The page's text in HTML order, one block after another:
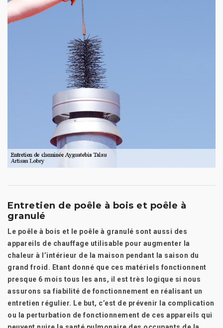
Entretien de poêle à bois et poêle à
granulé
Le poêle à bois et le poêle à granulé sont aussi des
appareils de chauffage utilisable pour augmenter la
chaleur à l’intérieur de la maison pendant la saison du
grand froid. Etant donné que ces matériels fonctionnent
presque 6 mois tous les ans, il est très logique si nous
assurons sa fiabilité de fonctionnement en réalisant un
entretien régulier. Le but, c’est de prévenir la complication
ou la perturbation de fonctionnement de ces appareils qui